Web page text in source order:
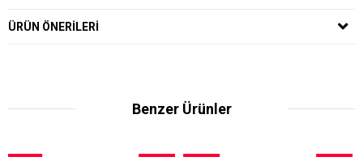
ÜRÜN ÖNERILERI
Benzer Ürünler